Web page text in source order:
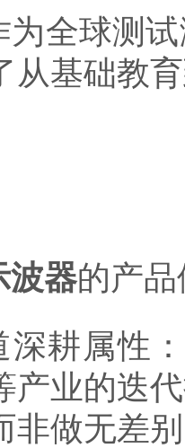
球测试
从基础教
波器的产
属性：
产业的迭
非做无差